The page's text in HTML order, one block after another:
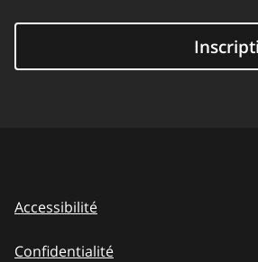
Accessibilité
Confidentialité